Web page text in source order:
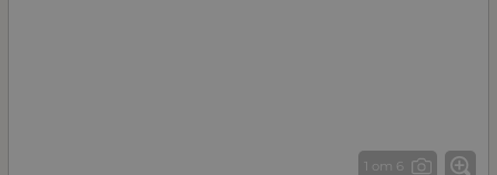
1 от 6